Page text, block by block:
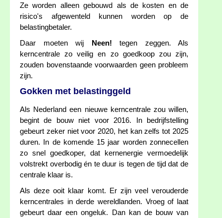
Ze worden alleen gebouwd als de kosten en de
risico's afgewenteld kunnen worden op de
belastingbetaler.
Daar moeten wij
Neen! tegen zeggen. Als
kerncentrale zo veilig en zo goedkoop zou zijn,
zouden bovenstaande voorwaarden geen probleem
zijn.
Gokken met belastinggeld
Als Nederland een nieuwe kerncentrale zou willen,
begint de bouw niet voor 2016. In bedrijfstelling
gebeurt zeker niet voor 2020, het kan zelfs tot 2025
duren. In de komende 15 jaar worden zonnecellen
zo snel goedkoper, dat kernenergie vermoedelijk
volstrekt overbodig én te duur is tegen de tijd dat de
centrale klaar is.
Als deze ooit klaar komt. Er zijn veel verouderde
kerncentrales in derde wereldlanden. Vroeg of laat
gebeurt daar een ongeluk. Dan kan de bouw van